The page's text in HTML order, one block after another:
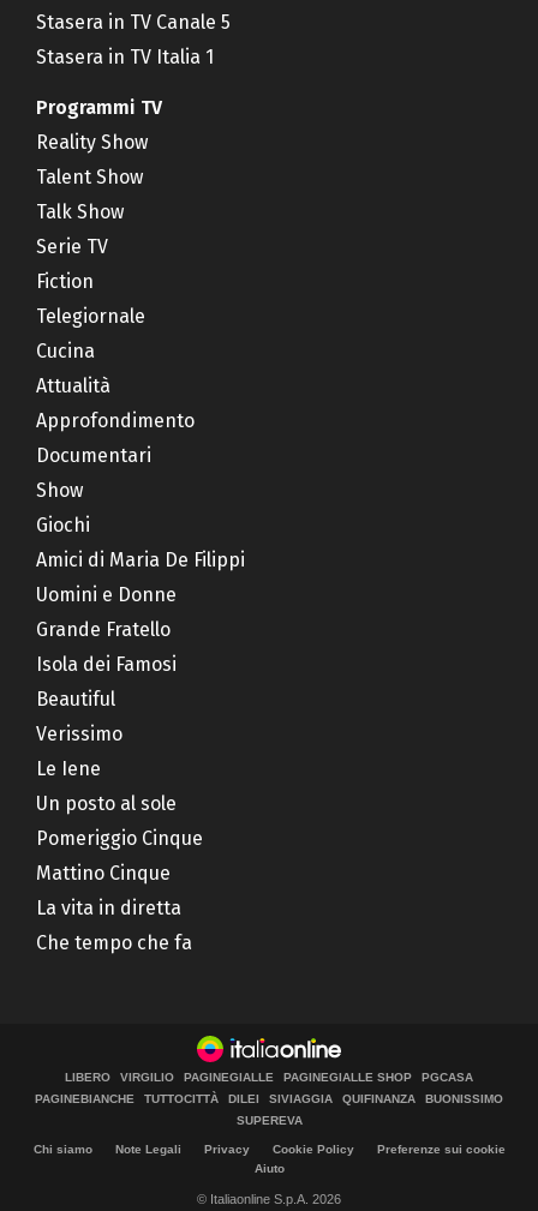
Stasera in TV Canale 5
Stasera in TV Italia 1
Programmi TV
Reality Show
Talent Show
Talk Show
Serie TV
Fiction
Telegiornale
Cucina
Attualità
Approfondimento
Documentari
Show
Giochi
Amici di Maria De Filippi
Uomini e Donne
Grande Fratello
Isola dei Famosi
Beautiful
Verissimo
Le Iene
Un posto al sole
Pomeriggio Cinque
Mattino Cinque
La vita in diretta
Che tempo che fa
LIBERO VIRGILIO PAGINEGIALLE PAGINEGIALLE SHOP
PGCASA
PAGINEBIANCHE
TUTTOCITTÀ DILEI SIVIAGGIA QUIFINANZA
BUONISSIMO
SUPEREVA
Chi siamo Note Legali Privacy Cookie Policy
Preferenze sui cookie
Aiuto
© Italiaonline S.p.A. 2026